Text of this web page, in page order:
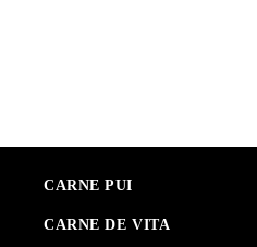
CARNE PUI
CARNE DE VITA